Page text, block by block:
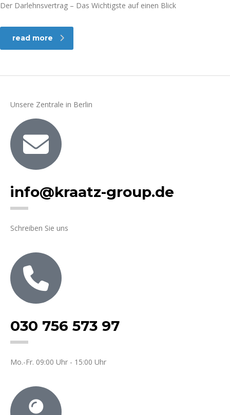
Der Darlehnsvertrag – Das Wichtigste auf einen Blick
read more
Unsere Zentrale in Berlin
info@kraatz-group.de
Schreiben Sie uns
030 756 573 97
Mo.-Fr. 09:00 Uhr - 15:00 Uhr